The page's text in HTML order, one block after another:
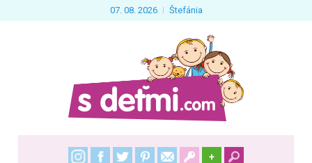
07. 08. 2026 Štefánia
+